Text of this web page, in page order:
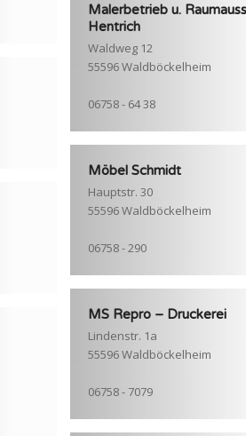
Malerbetrieb u.
Hentrich
Waldweg 12
55596 Waldböckelheim
06758 - 64 38
Möbel Schmidt
Hauptstr. 30
55596 Waldböckelheim
06758 - 290
MS Repro – Druckerei
Lindenstr. 1a
55596 Waldböckelheim
06758 - 7079